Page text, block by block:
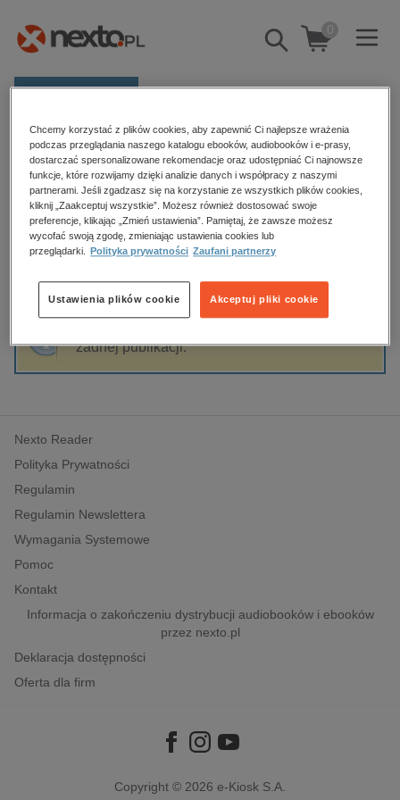
Pokaż/schowaj
wyszukiwarkę
0
Kategorie
Zobacz wszystkie E-prasa
budownictwo, aranżacja wnętrz
biznesowe, branżowe, gospodarka
dzienniki
edukacja
hobby, sport, rozrywka
komputery, internet, technologie, informatyka
polityka, społeczno-informacyjne
psychologiczne
inne
popularno-naukowe
historia
Strona główna Mariola
Mariola
Sortowanie Filtrowanie
żadnej publikacji.
Nexto Reader
Polityka Prywatności
Regulamin
Regulamin Newslettera
Wymagania Systemowe
Pomoc
Kontakt
Informacja o zakończeniu dystrybucji audiobooków i ebooków
przez nexto.pl
Deklaracja dostępności
Oferta dla firm
Copyright © 2026 e-Kiosk S.A.
Chcemy korzystać z plików cookies, aby zapewnić Ci najlepsze wrażenia
podczas przeglądania naszego katalogu ebooków, audiobooków i e-prasy,
dostarczać spersonalizowane rekomendacje oraz udostępniać Ci najnowsze
funkcje, które rozwijamy dzięki analizie danych i współpracy z naszymi
partnerami. Jeśli zgadzasz się na korzystanie ze wszystkich plików cookies,
kliknij „Zaakceptuj wszystkie”. Możesz również dostosować swoje
preferencje, klikając „Zmień ustawienia”. Pamiętaj, że zawsze możesz
wycofać swoją zgodę, zmieniając ustawienia cookies lub
przeglądarki.
Polityka prywatności Zaufani partnerzy
Akceptuj pliki cookie
Ustawienia plików cookie